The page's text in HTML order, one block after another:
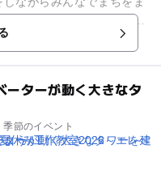
バリエーションで自分の
ターが動く大きなタ
節のイベント